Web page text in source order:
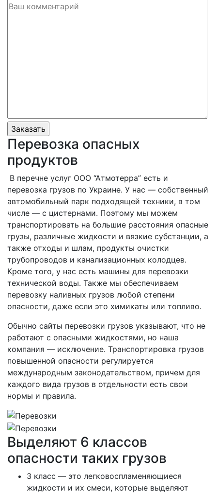
Перевозка опасных
продуктов
В перечне услуг ООО “Атмотерра” есть и
перевозка грузов по Украине. У нас — собственный
автомобильный парк подходящей техники, в том
числе — с цистернами. Поэтому мы можем
транспортировать на большие расстояния опасные
грузы, различные жидкости и вязкие субстанции, а
также отходы и шлам, продукты очистки
трубопроводов и канализационных колодцев.
Кроме того, у нас есть машины для перевозки
технической воды. Также мы обеспечиваем
перевозку наливных грузов любой степени
опасности, даже если это химикаты или топливо.
Обычно сайты перевозки грузов указывают, что не
работают с опасными жидкостями, но наша
компания — исключение. Транспортировка грузов
повышенной опасности регулируется
международным законодательством, причем для
каждого вида грузов в отдельности есть свои
нормы и правила.
Выделяют 6 классов
опасности таких грузов
3 класс — это легковоспламеняющиеся
жидкости и их смеси, которые выделяют